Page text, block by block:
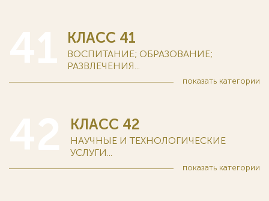
КЛАСС 41
ВОСПИТАНИЕ; ОБРАЗОВАНИЕ;
РАЗВЛЕЧЕНИЯ...
показать категории
КЛАСС 42
НАУЧНЫЕ И ТЕХНОЛОГИЧЕСКИЕ
УСЛУГИ...
показать категории